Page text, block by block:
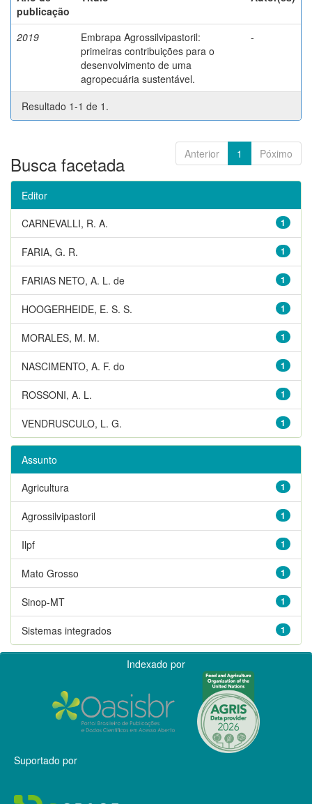
publicação
2019
Embrapa Agrossilvipastoril:
primeiras contribuições para o
desenvolvimento de uma
agropecuária sustentável.
-
Resultado 1-1 de 1.
Anterior 1 Póximo
Busca facetada
Editor
1
CARNEVALLI, R. A.
1
FARIA, G. R.
1
FARIAS NETO, A. L. de
1
HOOGERHEIDE, E. S. S.
1
MORALES, M. M.
1
NASCIMENTO, A. F. do
1
ROSSONI, A. L.
1
VENDRUSCULO, L. G.
Assunto
1
Agricultura
1
Agrossilvipastoril
1
Ilpf
1
Mato Grosso
1
Sinop-MT
1
Sistemas integrados
Indexado por
Suportado por